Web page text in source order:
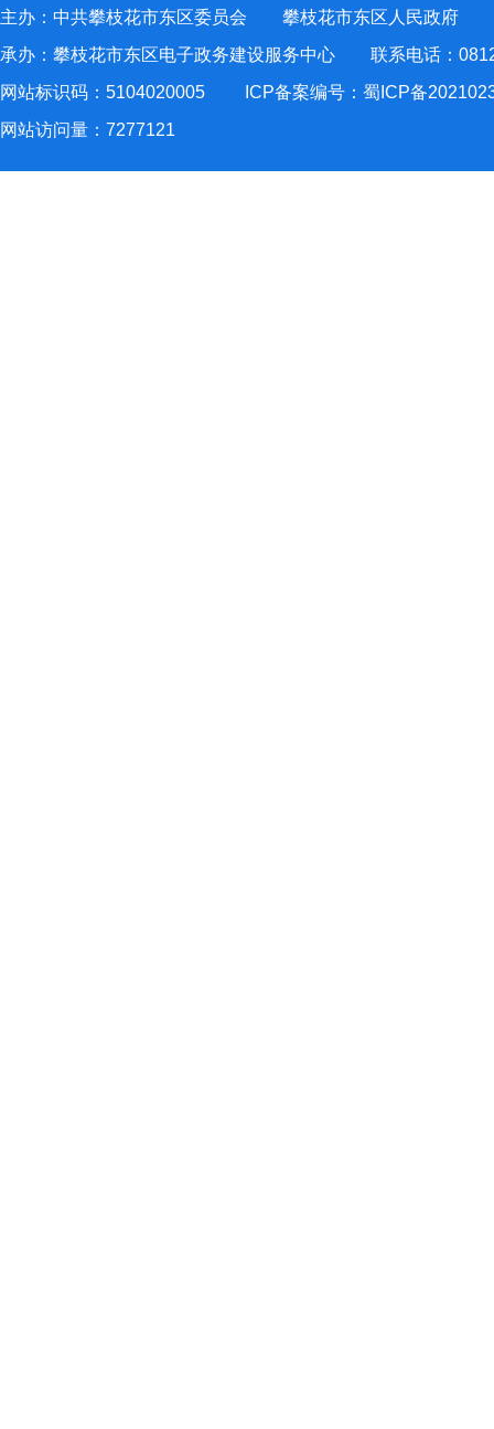
主办：中共攀枝花市东区委员会 攀枝花市东区人民政府
承办：攀枝花市东区电子政务建设服务中心 联系电话：
网站标识码：5104020005
ICP备案编号：蜀ICP备
网站访问量： 7277121